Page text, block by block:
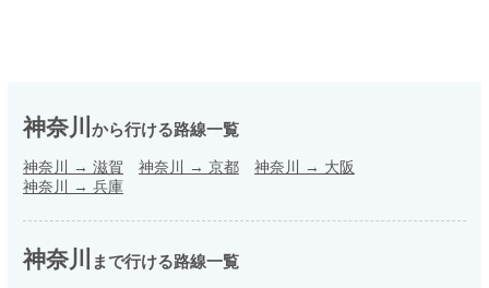
神奈川 から行ける路線一覧
神奈川 → 滋賀 神奈川 → 京都 神奈川 → 大阪
神奈川 → 兵庫
神奈川 まで行ける路線一覧